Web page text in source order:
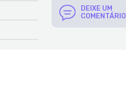
DEIXE UM
COMENTÁRIO